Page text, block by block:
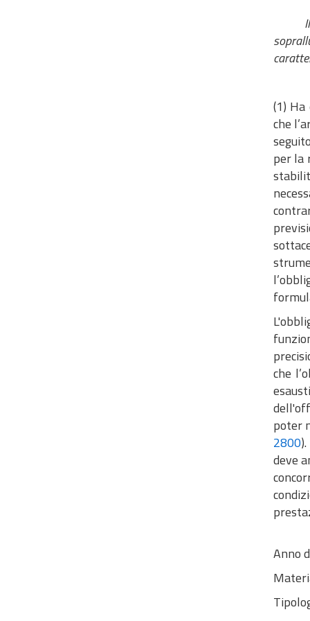
(1)
che
per la
che
poter
2800
deve
Anno